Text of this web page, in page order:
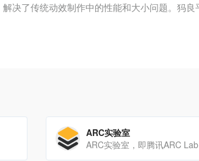
决了传统动效制作中的性能和大小问题。犸
ARC实验室